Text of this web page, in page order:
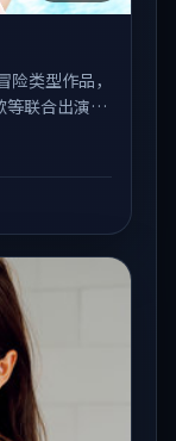
类型作品，
联合出演。
事张力与视
剧与院线佳